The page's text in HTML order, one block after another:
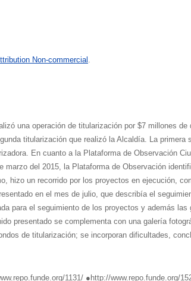
Non-commercial
una operación de titularización por $7 millones
titularización que realizó la Alcaldía. La
En cuanto a la Plataforma de Observación
marzo del 2015, la Plataforma de Observación
hizo un recorrido por los proyectos en ejecución,
en el mes de julio, que describía el
para el seguimiento de los proyectos y además
presentado se complementa con una galería
de titularización; se incorporan dificultades,
1131/ ●http://www.repo.funde.org/